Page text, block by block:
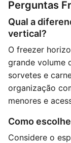
Perguntas
Qual a
vertical?
O freezer
grande volume
sorvetes e
organização
menores e
Como
Considere o